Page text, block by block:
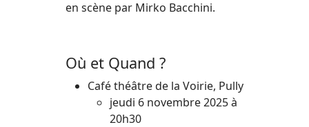
en scène par Mirko Bacchini.
Où et Quand ?
Café théâtre de la Voirie, Pully
jeudi 6 novembre 2025 à
20h30